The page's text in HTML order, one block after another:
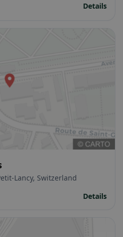
Details
Lancy, Switzerland
Details